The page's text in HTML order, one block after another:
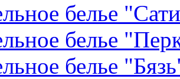
белье
белье
белье